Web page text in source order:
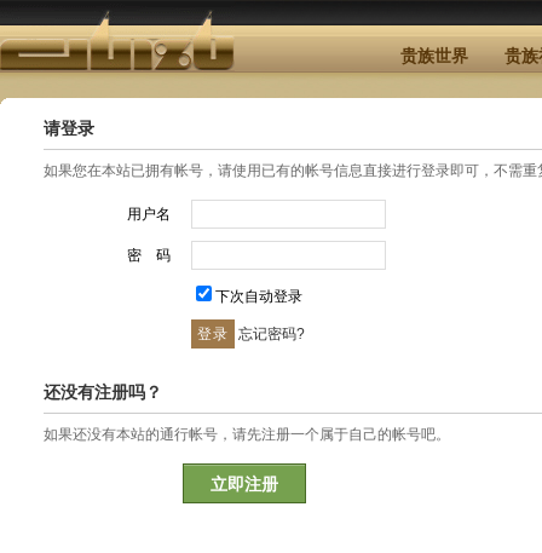
贵族世界 贵族
请登录
如果您在本站已拥有帐号，请使用已有的帐号信息直接进行登录即可，不需重
用户名
密 码
下次自动登录
忘记密码?
还没有注册吗？
如果还没有本站的通行帐号，请先注册一个属于自己的帐号吧。
立即注册